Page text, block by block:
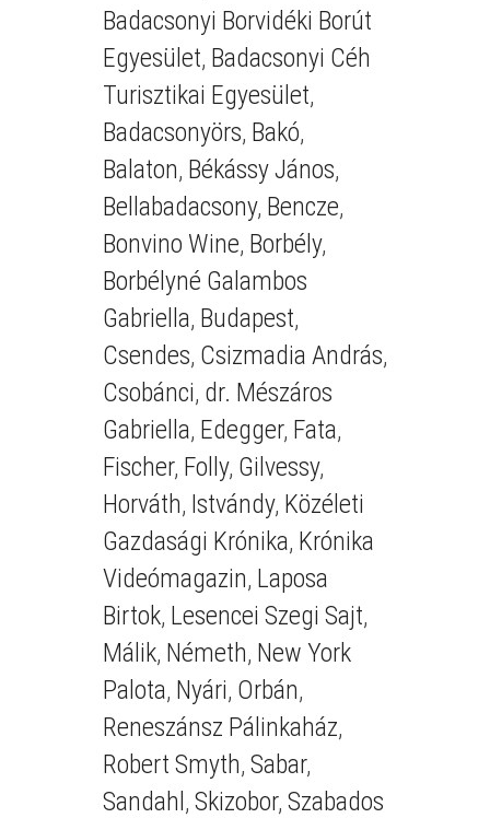
Badacsonyi Borvidéki Borút
Egyesület, Badacsonyi Céh
Turisztikai Egyesület,
Badacsonyörs, Bakó,
Balaton, Békássy János,
Bellabadacsony, Bencze,
Bonvino Wine, Borbély,
Borbélyné Galambos
Gabriella, Budapest,
Csendes, Csizmadia András,
Csobánci, dr. Mészáros
Gabriella, Edegger, Fata,
Fischer, Folly, Gilvessy,
Horváth, Istvándy, Közéleti
Gazdasági Krónika, Krónika
Videómagazin, Laposa
Birtok, Lesencei Szegi Sajt,
Málik, Németh, New York
Palota, Nyári, Orbán,
Reneszánsz Pálinkaház,
Robert Smyth, Sabar,
Sandahl , Skizobor, Szabados